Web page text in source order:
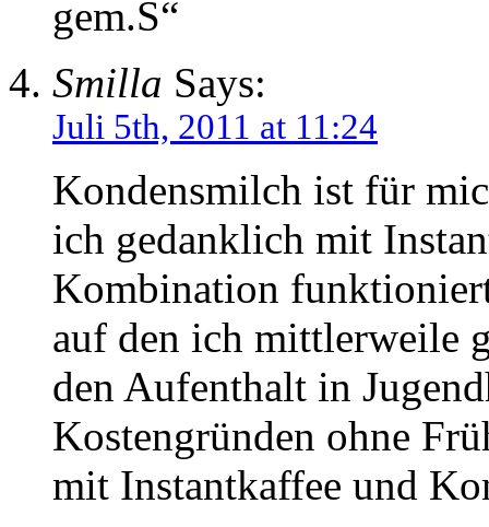
gem.S“
Smilla Says:
Juli 5th, 2011 at 11:24
Kondensmilch ist für
ich gedanklich mit
Kombination
auf den ich mittlerweile
den Aufenthalt in
Kostengründen ohne
mit Instantkaffee und